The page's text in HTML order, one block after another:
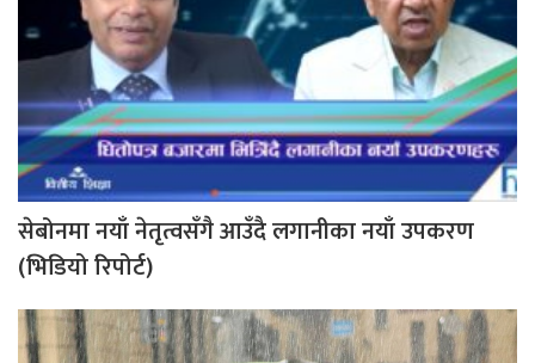
सेबोनमा नयाँ नेतृत्वसँगै आउँदै लगानीका नयाँ उपकरण
(भिडियो रिपोर्ट)